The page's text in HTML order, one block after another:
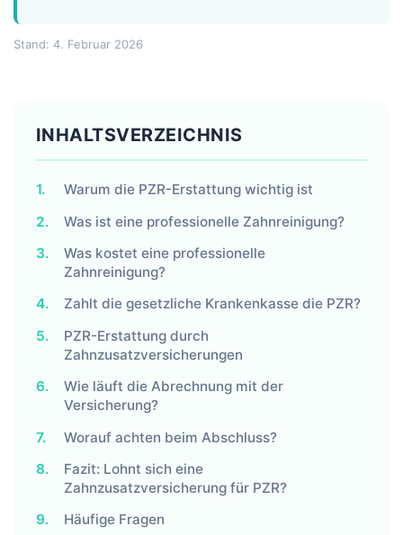
Stand: 4. Februar 2026
INHALTSVERZEICHNIS
1.
Warum die PZR-Erstattung wichtig ist
2.
Was ist eine professionelle Zahnreinigung?
3.
Was kostet eine professionelle
Zahnreinigung?
4.
Zahlt die gesetzliche Krankenkasse die PZR?
5.
PZR-Erstattung durch
Zahnzusatzversicherungen
6.
Wie läuft die Abrechnung mit der
Versicherung?
7.
Worauf achten beim Abschluss?
8.
Fazit: Lohnt sich eine
Zahnzusatzversicherung für PZR?
9.
Häufige Fragen